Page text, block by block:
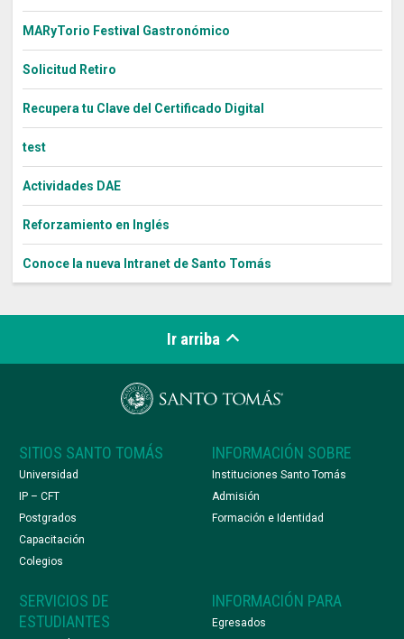
MARyTorio Festival Gastronómico
Solicitud Retiro
Recupera tu Clave del Certificado Digital
test
Actividades DAE
Reforzamiento en Inglés
Conoce la nueva Intranet de Santo Tomás
Ir arriba
SITIOS SANTO TOMÁS
Universidad
IP – CFT
Postgrados
Capacitación
Colegios
INFORMACIÓN SOBRE
Instituciones Santo Tomás
Admisión
Formación e Identidad
SERVICIOS DE
ESTUDIANTES
INFORMACIÓN PARA
Egresados